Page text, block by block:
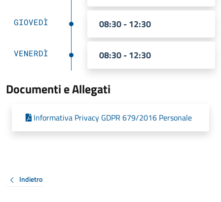
GIOVEDÌ 08:30 - 12:30
VENERDÌ 08:30 - 12:30
Documenti e Allegati
Informativa Privacy GDPR 679/2016 Personale
Indietro